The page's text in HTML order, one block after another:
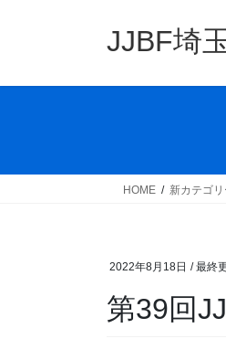
JJBF埼
HOME 新カテゴリ
2022年8月18日 / 最終
第39回